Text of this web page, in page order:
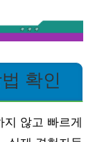
확인
않고 빠르게